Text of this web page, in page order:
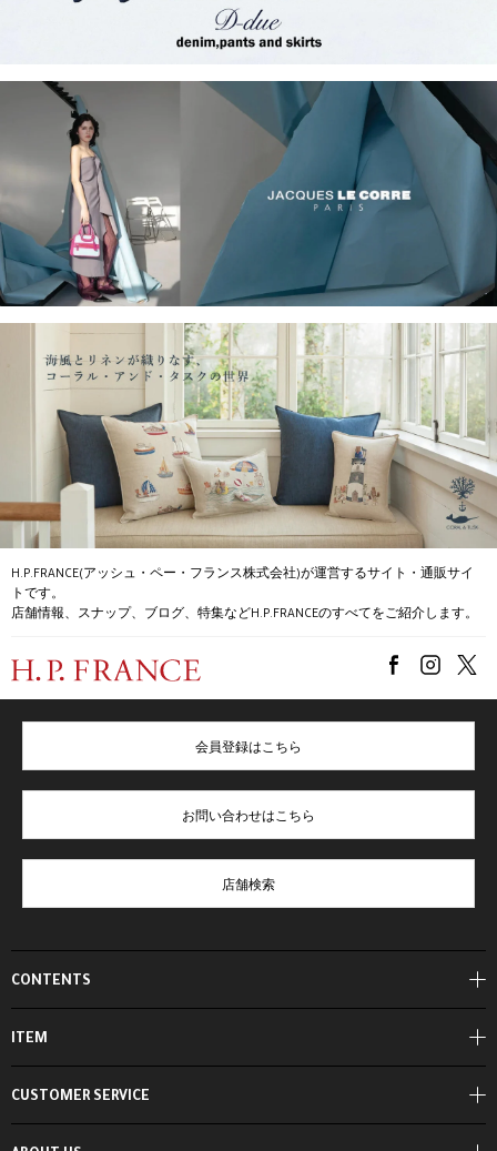
H.P.FRANCE(アッシュ・ペー・フランス株式会社)が運営するサイト・通販サイ
トです。
店舗情報、スナップ、ブログ、特集などH.P.FRANCEのすべてをご紹介します。
CONTENTS
ITEM
会員登録はこちら
お問い合わせはこちら
店舗検索
CUSTOMER SERVICE